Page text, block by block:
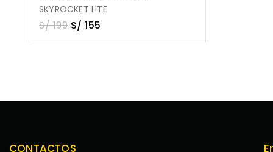
SKYROCKET LITE
S/199 S/ 155
CONTACTOS